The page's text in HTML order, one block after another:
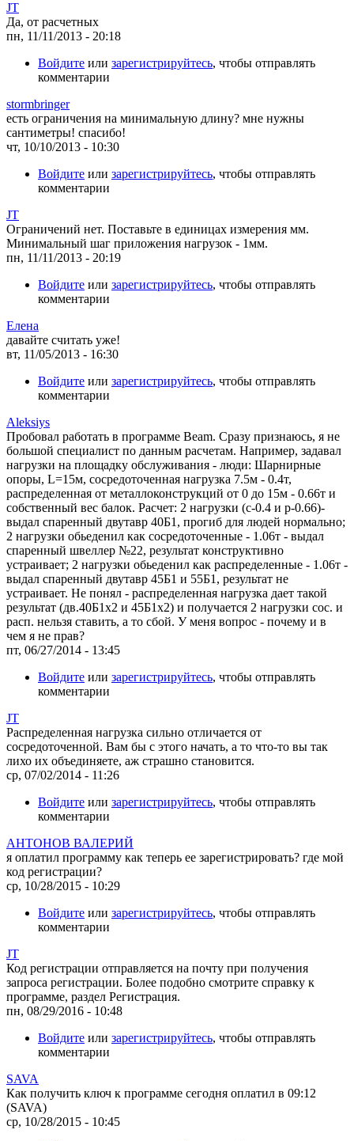
JT
Да, от расчетных
пн, 11/11/2013 - 20:18
Войдите или зарегистрируйтесь, чтобы отправлять
комментарии
stormbringer
есть ограничения на минимальную длину? мне нужны
сантиметры! спасибо!
чт, 10/10/2013 - 10:30
Войдите или зарегистрируйтесь, чтобы отправлять
комментарии
JT
Ограничений нет. Поставьте в единицах измерения мм.
Минимальный шаг приложения нагрузок - 1мм.
пн, 11/11/2013 - 20:19
Войдите или зарегистрируйтесь, чтобы отправлять
комментарии
Елена
давайте считать уже!
вт, 11/05/2013 - 16:30
Войдите или зарегистрируйтесь, чтобы отправлять
комментарии
Aleksiys
Пробовал работать в программе Beam. Сразу признаюсь, я не
большой специалист по данным расчетам. Например, задавал
нагрузки на площадку обслуживания - люди: Шарнирные
опоры, L=15м, сосредоточенная нагрузка 7.5м - 0.4т,
распределенная от металлоконструкций от 0 до 15м - 0.66т и
собственный вес балок. Расчет: 2 нагрузки (с-0.4 и р-0.66)-
выдал спаренный двутавр 40Б1, прогиб для людей нормально;
2 нагрузки обьеденил как сосредоточенные - 1.06т - выдал
спаренный швеллер №22, результат конструктивно
устраивает; 2 нагрузки обьеденил как распределенные - 1.06т -
выдал спаренный двутавр 45Б1 и 55Б1, результат не
устраивает. Не понял - распределенная нагрузка дает такой
результат (дв.40Б1х2 и 45Б1х2) и получается 2 нагрузки сос. и
расп. нельзя ставить, а то сбой. У меня вопрос - почему и в
чем я не прав?
пт, 06/27/2014 - 13:45
Войдите или зарегистрируйтесь, чтобы отправлять
комментарии
JT
Распределенная нагрузка сильно отличается от
сосредоточенной. Вам бы с этого начать, а то что-то вы так
лихо их объединяете, аж страшно становится.
ср, 07/02/2014 - 11:26
Войдите или зарегистрируйтесь, чтобы отправлять
комментарии
АНТОНОВ ВАЛЕРИЙ
я оплатил программу как теперь ее зарегистрировать? где мой
код регистрации?
ср, 10/28/2015 - 10:29
Войдите или зарегистрируйтесь, чтобы отправлять
комментарии
JT
Код регистрации отправляется на почту при получения
запроса регистрации. Более подобно смотрите справку к
программе, раздел Регистрация.
пн, 08/29/2016 - 10:48
Войдите или зарегистрируйтесь, чтобы отправлять
комментарии
SAVA
Как получить ключ к программе сегодня оплатил в 09:12
(SAVA)
ср, 10/28/2015 - 10:45